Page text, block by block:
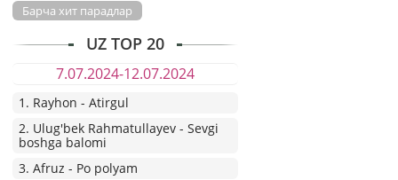
Барча хит парадлар
UZ TOP 20
7.07.2024-12.07.2024
1. Rayhon - Atirgul
2. Ulug'bek Rahmatullayev - Sevgi
boshga balomi
3. Afruz - Po polyam